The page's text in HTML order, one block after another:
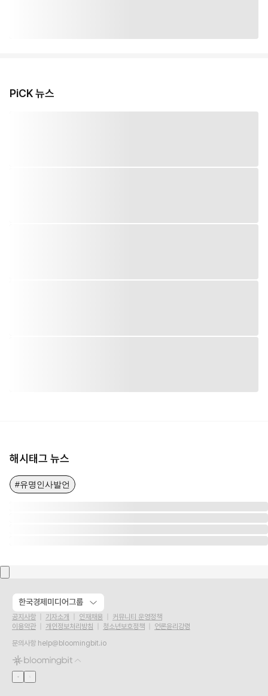
PiCK 뉴스
해시태그 뉴스
#유명인사발언
한국경제미디어그룹
공지사항 기자소개 인재채용
커뮤니티 운영정책
이용약관
개인정보처리방침 청소년보호정책
언론윤리강령
문의사항 help@bloomingbit.io